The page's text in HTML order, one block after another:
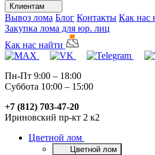
Клиентам
Вывоз лома Блог Контакты Как нас
Закупка лома для юр. лиц
Как нас найти
Пн-Пт 9:00 – 18:00
Суббота 10:00 – 15:00
+7 (812) 703-47-20
Ириновский пр-кт 2 к2
Цветной лом
Цветной лом